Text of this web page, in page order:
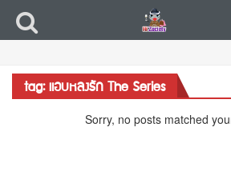
tag: แอบหลงรัก The Series
Sorry, no posts matched